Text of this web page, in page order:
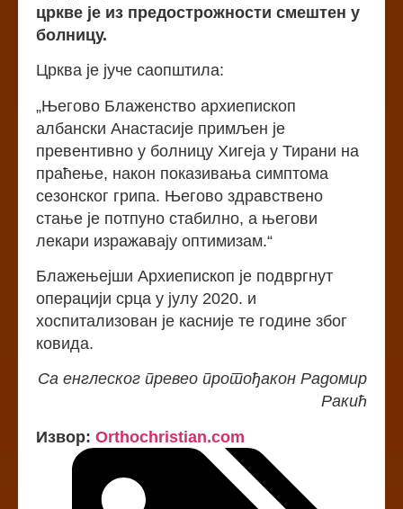
цркве је из предострожности смештен у
болницу.
Црква је јуче саопштила:
„Његово Блаженство архиепископ
албански Анастасије примљен је
превентивно у болницу Хигеја у Тирани на
праћење, након показивања симптома
сезонског грипа. Његово здравствено
стање је потпуно стабилно, а његови
лекари изражавају оптимизам.“
Блажењејши Архиепископ је подвргнут
операцији срца у јулу 2020. и
хоспитализован је касније те године због
ковида.
Са енглеског превео протођакон Радомир
Ракић
Извор: Оrthochristian.com